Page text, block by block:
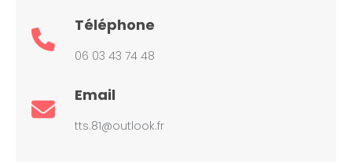
Téléphone
06 03 43 74 48
Email
tts.81@outlook.fr